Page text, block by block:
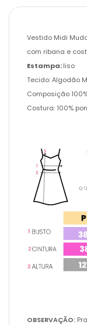
Vestido Midi
com ribana e
Estampa:liso
Tecido: Algodão
Composição
Costura: 100%
OBSERVAÇÃO: